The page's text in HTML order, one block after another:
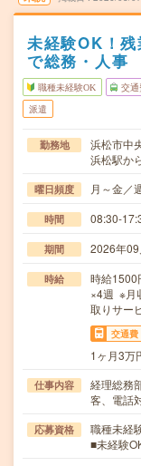
未経験OK！
で総務・人事
職種未経験OK 交通
派遣
勤務地
浜松市中
浜松駅か
曜日頻度 月～金／
時間 08:30-
期間 2026年
時給
時給
×4週 ※月
取りサー
交通費
1ヶ月3万
仕事内容
経理総務
客、電話
応募資格
職種未経
■未経験